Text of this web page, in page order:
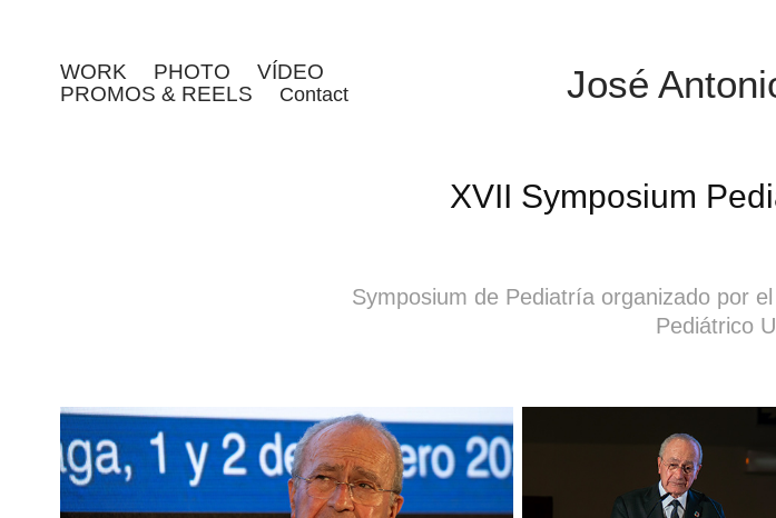
WORK PHOTO
VÍDEO
PROMOS & REELS
Contact José
XVII Symposium
Symposium de Pediatría organizado por
Pediátrico